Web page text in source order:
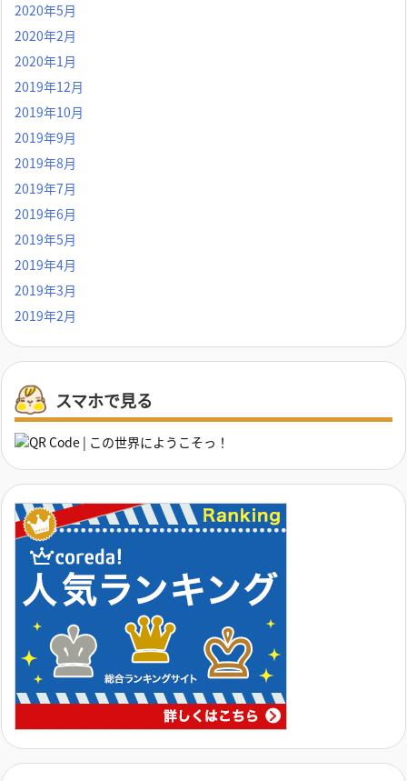
2020年5月
2020年2月
2020年1月
2019年12月
2019年10月
2019年9月
2019年8月
2019年7月
2019年6月
2019年5月
2019年4月
2019年3月
2019年2月
スマホで見る